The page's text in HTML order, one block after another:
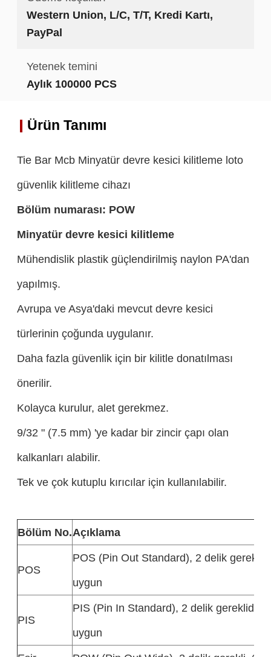
Western Union, L/C, T/T, Kredi Kartı,
PayPal
Yetenek temini
Aylık 100000 PCS
Ürün Tanımı
Tie Bar Mcb Minyatür devre kesici kilitleme loto
güvenlik kilitleme cihazı
Bölüm numarası: POW
Minyatür devre kesici kilitleme
Mühendislik plastik güçlendirilmiş naylon PA'dan
yapılmış.
Avrupa ve Asya'daki mevcut devre kesici
türlerinin çoğunda uygulanır.
Daha fazla güvenlik için bir kilitle donatılması
önerilir.
Kolayca kurulur, alet gerekmez.
9/32 " (7.5 mm) 'ye kadar bir zincir çapı olan
kalkanları alabilir.
Tek ve çok kutuplu kırıcılar için kullanılabilir.
Bölüm No.Açıklama
POS
POS (Pin Out Standard), 2 delik
uygun
PIS
PIS (Pin In Standard), 2 delik gereklidir,
uygun